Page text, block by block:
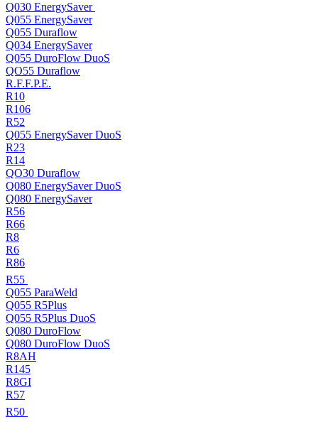
Q030 EnergySaver
Q055 EnergySaver
Q055 Duraflow
Q034 EnergySaver
Q055 DuroFlow DuoS
QO55 Duraflow
R.F.F.P.E.
R10
R106
R52
Q055 EnergySaver DuoS
R23
R14
QO30 Duraflow
Q080 EnergySaver DuoS
Q080 EnergySaver
R56
R66
R8
R6
R86
R55
Q055 ParaWeld
Q055 R5Plus
Q055 R5Plus DuoS
Q080 DuroFlow
Q080 DuroFlow DuoS
R8AH
R145
R8GI
R57
R50